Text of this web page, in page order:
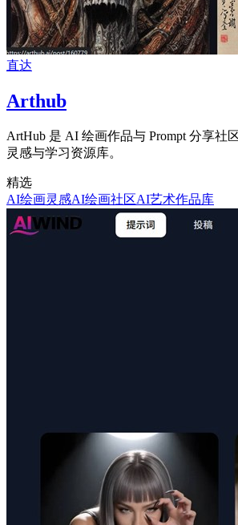
直达
Arthub
ArtHub 是 AI 绘画作品与 Prompt 分享社
灵感与学习资源库。
精选
AI绘画灵感AI绘画社区AI艺术作品库